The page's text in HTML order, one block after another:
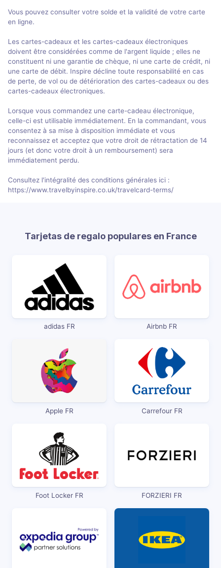
Vous pouvez consulter votre solde et la validité de votre carte
en ligne.
Les cartes-cadeaux et les cartes-cadeaux électroniques
doivent être considérées comme de l'argent liquide ; elles ne
constituent ni une garantie de chèque, ni une carte de crédit, ni
une carte de débit. Inspire décline toute responsabilité en cas
de perte, de vol ou de détérioration des cartes-cadeaux ou des
cartes-cadeaux électroniques.
Lorsque vous commandez une carte-cadeau électronique,
celle-ci est utilisable immédiatement. En la commandant, vous
consentez à sa mise à disposition immédiate et vous
reconnaissez et acceptez que votre droit de rétractation de 14
jours (et donc votre droit à un remboursement) sera
immédiatement perdu.
Consultez l'intégralité des conditions générales ici :
https://www.travelbyinspire.co.uk/travelcard-terms/
Tarjetas de regalo populares en France
adidas FR Airbnb FR
Apple FR Carrefour FR
Foot Locker FR FORZIERI FR